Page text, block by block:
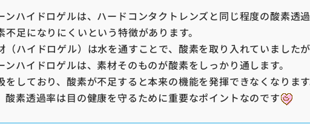
ンハイドロゲルは、ハードコンタクトレンズと同じ程度の酸素透
不足になりにくいという特徴があります。
（ハイドロゲル）は水を通すことで、酸素を取り入れていました
ンハイドロゲルは、素材そのものが酸素をしっかり通します。
をしており、酸素が不足すると本来の機能を発揮できなくなりま
酸素透過率は目の健康を守るために重要なポイントなのです